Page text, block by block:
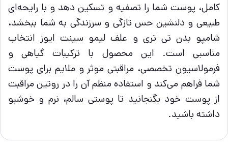
کامل، پوست شما را تصفیه و تسکین دهد و با رایحه‌ای
طبیعی و دلنشین حس تازگی و سرزندگی به شما ببخشد،
شامپو بدن تی تری و علف لیمو سینت ایوز انتخاب
مناسبی است. این محصول با ترکیبات گیاهی و
فرمولاسیون تخصصی، مراقبتی موثر و ملایم برای پوست
شما فراهم می‌کند و استفاده منظم آن را در روتین مراقبت
از پوست خود بگنجانید تا پوستی سالم، نرم و خوشبو
داشته باشید.